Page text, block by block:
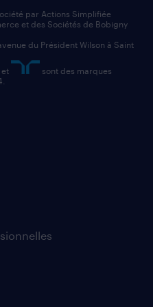
par Actions Simplifiée
et des Sociétés de Bobigny
du Président Wilson à Saint
et
sont des marques